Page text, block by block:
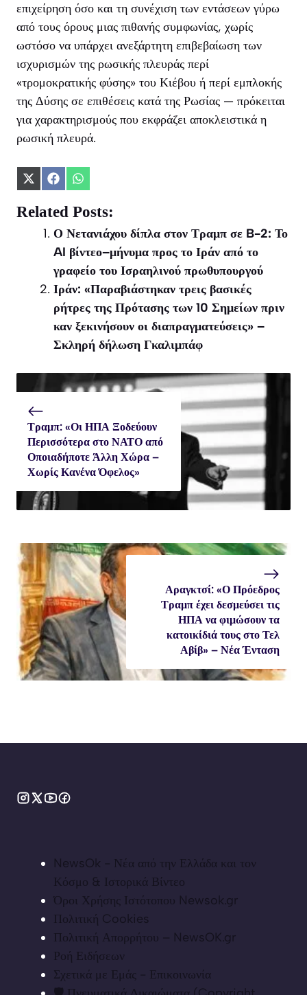
επιχείρηση όσο και τη συνέχιση των εντάσεων γύρω
από τους όρους μιας πιθανής συμφωνίας, χωρίς
ωστόσο να υπάρχει ανεξάρτητη επιβεβαίωση των
ισχυρισμών της ρωσικής πλευράς περί
«τρομοκρατικής φύσης» του Κιέβου ή περί εμπλοκής
της Δύσης σε επιθέσεις κατά της Ρωσίας — πρόκειται
για χαρακτηρισμούς που εκφράζει αποκλειστικά η
ρωσική πλευρά.
Share
X
(Twitter)
Share
Facebook
Share
WhatsApp
Related Posts:
Ο Νετανιάχου δίπλα στον Τραμπ σε B-2: Το
AI βίντεο–μήνυμα προς το Ιράν από το
γραφείο του Ισραηλινού πρωθυπουργού
Ιράν: «Παραβιάστηκαν τρεις βασικές
ρήτρες της Πρότασης των 10 Σημείων πριν
καν ξεκινήσουν οι διαπραγματεύσεις» –
Σκληρή δήλωση Γκαλιμπάφ
Τραμπ: «Οι ΗΠΑ Ξοδεύουν
Περισσότερα στο ΝΑΤΟ από
Οποιαδήποτε Άλλη Χώρα –
Χωρίς Κανένα Όφελος»
Αραγκτσί: «Ο Πρόεδρος
Τραμπ έχει δεσμεύσει τις
ΗΠΑ να φιμώσουν τα
κατοικίδιά τους στο Τελ
Αβίβ» – Νέα Ένταση
NewsOk - Νέα από την Ελλάδα και τον
Κόσμο & Ιστορικά Βίντεο
Όροι Χρήσης Ιστότοπου Newsok.gr
Πολιτική Cookies
Πολιτική Απορρήτου – NewsOK.gr
Ροή Ειδήσεων
Σχετικά με Εμάς - Επικοινωνία